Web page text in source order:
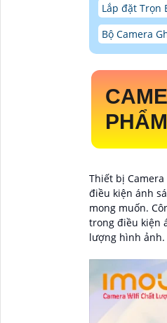
Lắp đặt Trọn
Bộ Camera
Thiết bị Camera
điều kiện ánh
mong muốn.
trong điều kiện
lượng hình ảnh.